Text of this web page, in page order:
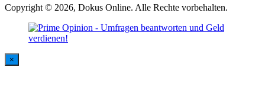
Copyright © 2026, Dokus Online. Alle Rechte vorbehalten.
×